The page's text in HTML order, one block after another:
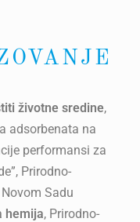
životne sredine,
adsorbenata na
performansi za
Prirodno-
Sadu
hemija, Prirodno-